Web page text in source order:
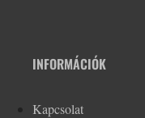
INFORMÁCIÓK
Kapcsolat